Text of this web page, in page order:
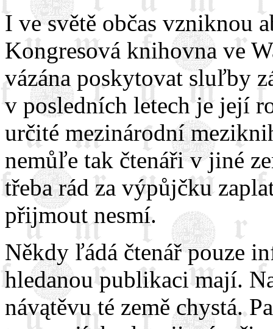
I ve světě občas vzniknou
Kongresová knihovna ve
vázána poskytovat sluľby
v posledních letech je její
určité mezinárodní
nemůľe tak čtenáři v jiné
třeba rád za výpůjčku
přijmout nesmí.
Někdy ľádá čtenář pouze
hledanou publikaci mají.
návątěvu té země chystá.